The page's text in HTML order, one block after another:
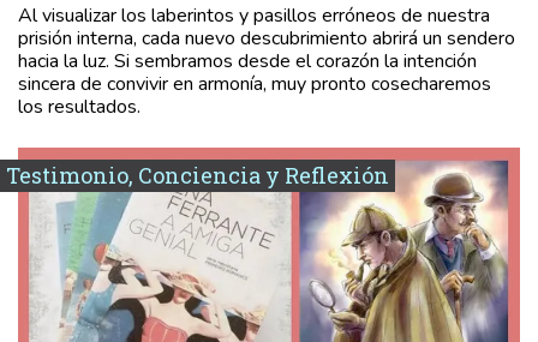
Al visualizar los laberintos y pasillos erróneos de nuestra
prisión interna, cada nuevo descubrimiento abrirá un sendero
hacia la luz. Si sembramos desde el corazón la intención
sincera de convivir en armonía, muy pronto cosecharemos
los resultados.
Testimonio, Conciencia y Reflexión